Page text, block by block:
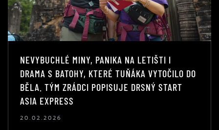
NEVYBUCHLÉ MINY, PANIKA NA LETIŠTI I
DRAMA S BATOHY, KTERÉ TUŇÁKA VYTOČILO DO
BĚLA. TÝM ZRÁDCI POPISUJE DRSNÝ START
ASIA EXPRESS
20.02.2026